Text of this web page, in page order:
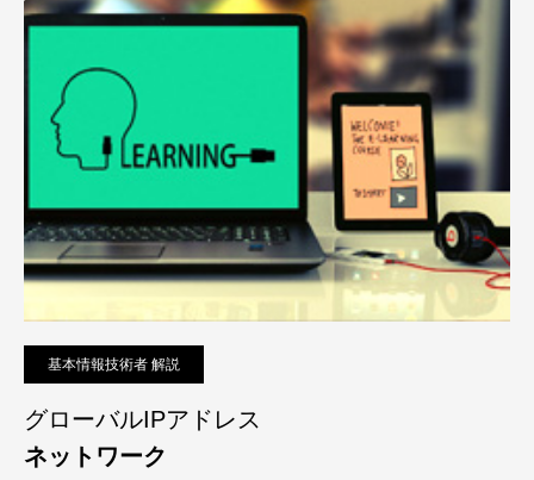
基本情報技術者 解説
グローバルIPアドレス
ネットワーク